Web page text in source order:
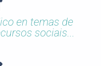
en temas de
sociais...